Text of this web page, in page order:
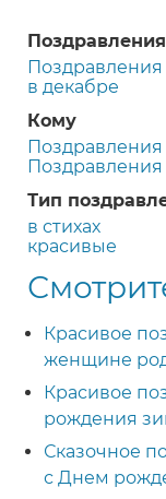
Поздравления
в декабре
Кому
Поздравления
Тип
в стихах
красивые
Красивое
женщине
Красивое
рождения
Сказочное
с Днем